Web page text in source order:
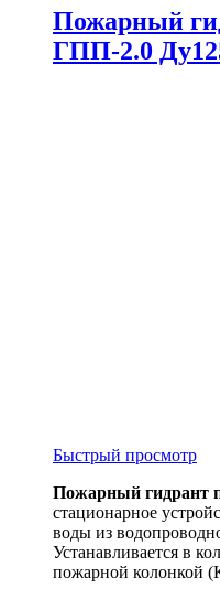
Пожарный
ГПП-2.0
Быстрый просмотр
Пожарный гидрант
стационарное
воды из
Устанавливается в
пожарной колонкой